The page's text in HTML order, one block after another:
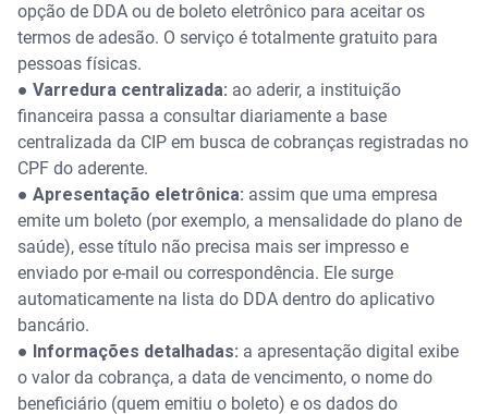
opção de DDA ou de boleto eletrônico para aceitar os
termos de adesão. O serviço é totalmente gratuito para
pessoas físicas.
● Varredura centralizada: ao aderir, a instituição
financeira passa a consultar diariamente a base
centralizada da CIP em busca de cobranças registradas no
CPF do aderente.
● Apresentação eletrônica: assim que uma empresa
emite um boleto (por exemplo, a mensalidade do plano de
saúde), esse título não precisa mais ser impresso e
enviado por e-mail ou correspondência. Ele surge
automaticamente na lista do DDA dentro do aplicativo
bancário.
● Informações detalhadas: a apresentação digital exibe
o valor da cobrança, a data de vencimento, o nome do
beneficiário (quem emitiu o boleto) e os dados do